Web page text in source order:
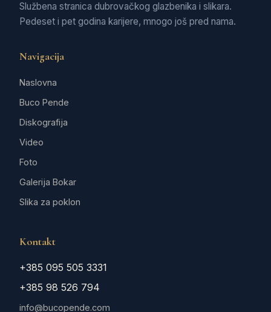
Službena stranica dubrovačkog glazbenika i slikara.
Pedeset i pet godina karijere, mnogo još pred nama.
Navigacija
Naslovna
Buco Pende
Diskografija
Video
Foto
Galerija Bokar
Slika za poklon
Kontakt
+385 095 505 3331
+385 98 526 794
info@bucopende.com